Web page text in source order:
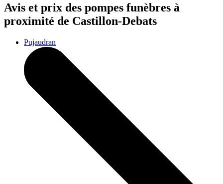
Avis et prix des pompes funèbres à
proximité de Castillon-Debats
Pujaudran